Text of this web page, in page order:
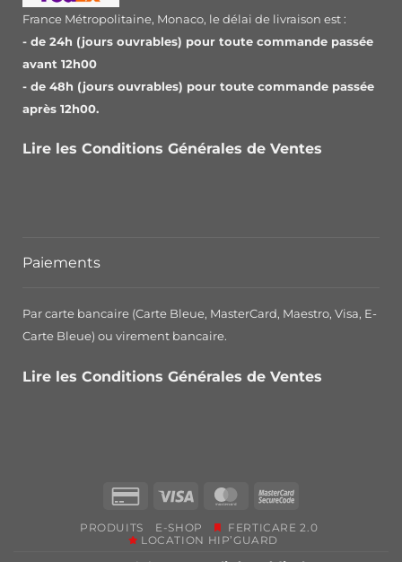
France Métropolitaine, Monaco, le délai de livraison est :
- de 24h (jours ouvrables) pour toute commande passée
avant 12h00
- de 48h (jours ouvrables) pour toute commande passée
après 12h00.
Lire les Conditions Générales de Ventes
Paiements
Par carte bancaire (Carte Bleue, MasterCard, Maestro, Visa, E-
Carte Bleue) ou virement bancaire.
Lire les Conditions Générales de Ventes
Credit
2
Visa MasterCardMasterCard
PRODUITS E-SHOP
FERTICARE 2.0
LOCATION HIP’GUARD